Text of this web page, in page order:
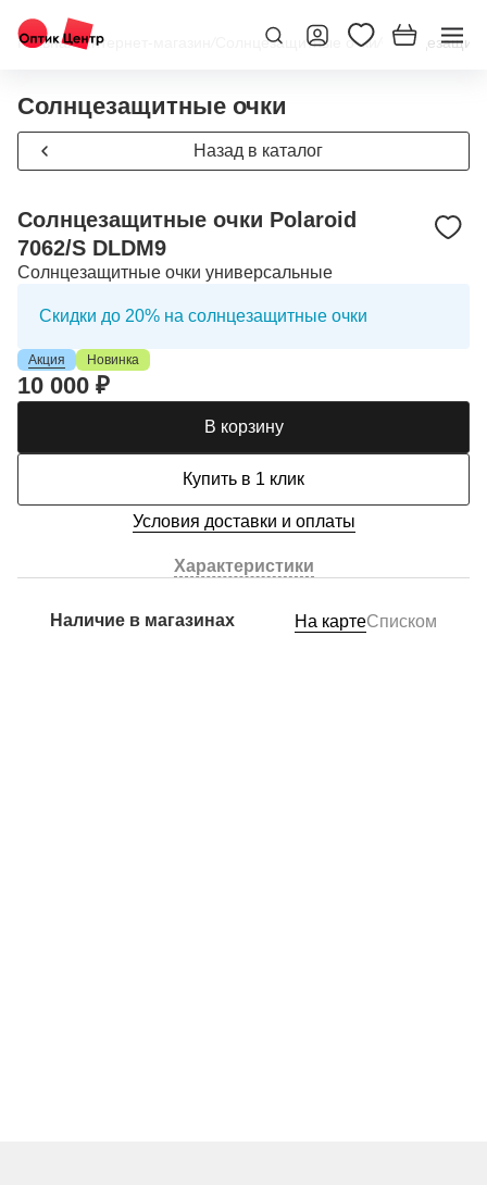
Главная/Интернет-магазин Солнцезащитные очки
Солнцезащитные очки
Назад в каталог
Солнцезащитные очки Polaroid
7062/S DLDM9
Солнцезащитные очки универсальные
Скидки до 20% на солнцезащитные очки
Акция Новинка
10 000 ₽
В корзину
Купить в 1 клик
Условия доставки и оплаты
Характеристики
Наличие в магазинах На картеСписком